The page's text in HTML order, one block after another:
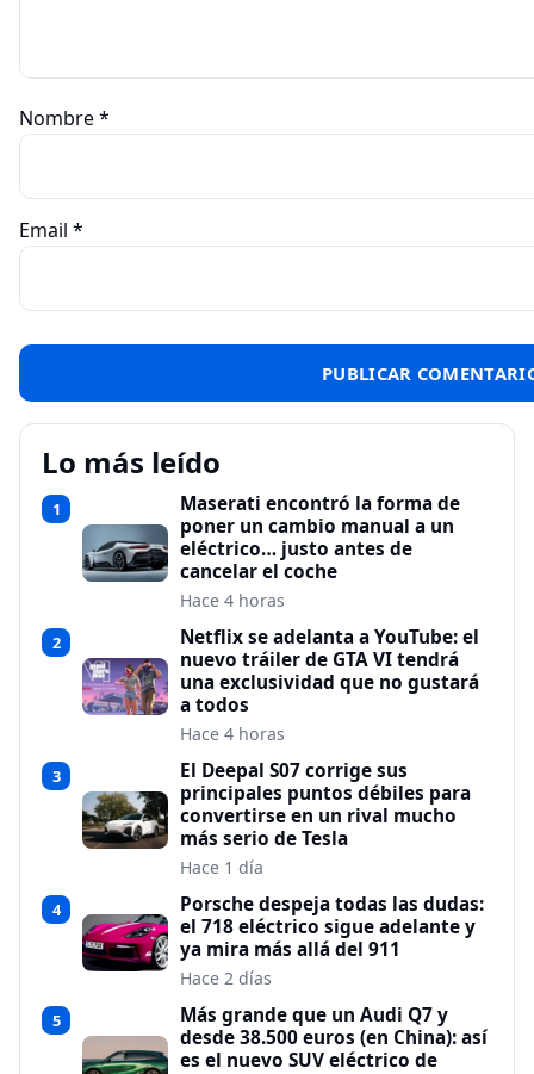
Nombre*
Email *
Lo más leído
1
Maserati encontró la forma de
poner un cambio manual a un
eléctrico… justo antes de
cancelar el coche
Hace 4 horas
2
Netflix se adelanta a YouTube: el
nuevo tráiler de GTA VI tendrá
una exclusividad que no gustará
a todos
Hace 4 horas
3
El Deepal S07 corrige sus
principales puntos débiles para
convertirse en un rival mucho
más serio de Tesla
Hace 1 día
4
Porsche despeja todas las dudas:
el 718 eléctrico sigue adelante y
ya mira más allá del 911
Hace 2 días
5
Más grande que un Audi Q7 y
desde 38.500 euros (en China): así
es el nuevo SUV eléctrico de